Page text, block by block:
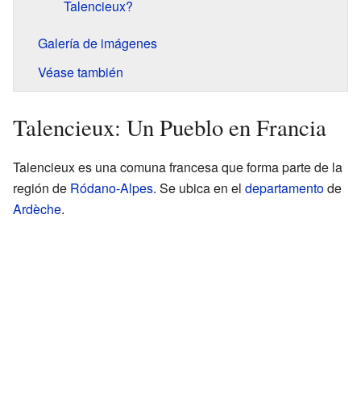
Talencieux?
Galería de imágenes
Véase también
Talencieux: Un Pueblo en Francia
Talencieux es una comuna francesa que forma parte de la
región de Ródano-Alpes. Se ubica en el departamentode
Ardèche.